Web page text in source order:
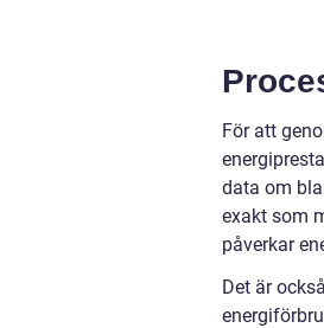
För att
data om
exakt som
påverkar
Det är